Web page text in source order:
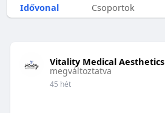
Idővonal Csoportok
Vitality Medical Aesthetics
megváltoztatva
45 hét